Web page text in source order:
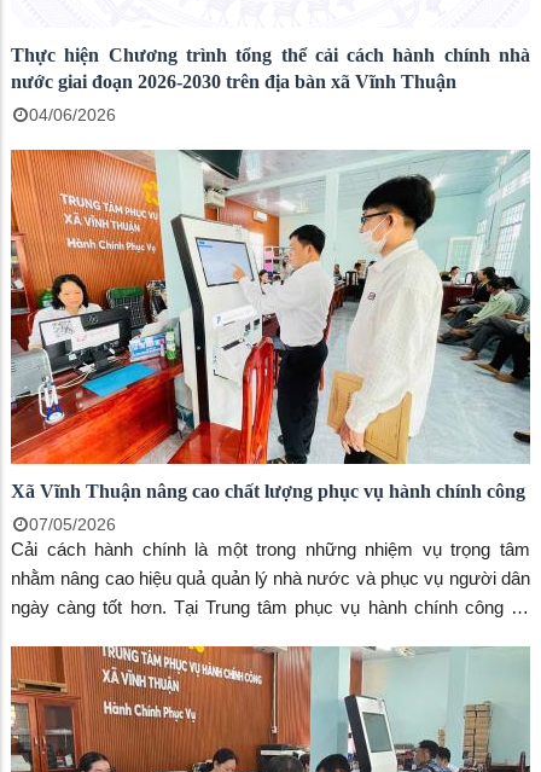
Thực hiện Chương trình tổng thể cải cách hành chính nhà
nước giai đoạn 2026-2030 trên địa bàn xã Vĩnh Thuận
04/06/2026
Xã Vĩnh Thuận nâng cao chất lượng phục vụ hành chính công
07/05/2026
Cải cách hành chính là một trong những nhiệm vụ trọng tâm
nhằm nâng cao hiệu quả quản lý nhà nước và phục vụ người dân
ngày càng tốt hơn. Tại Trung tâm phục vụ hành chính công xã